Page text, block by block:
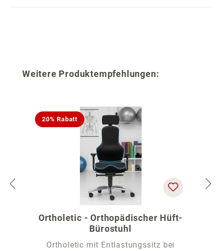
Produktgalerie überspringen
Weitere Produktempfehlungen:
20% Rabatt
Ortholetic - Orthopädischer Hüft-
Bürostuhl
Ortholetic mit Entlastungssitz bei